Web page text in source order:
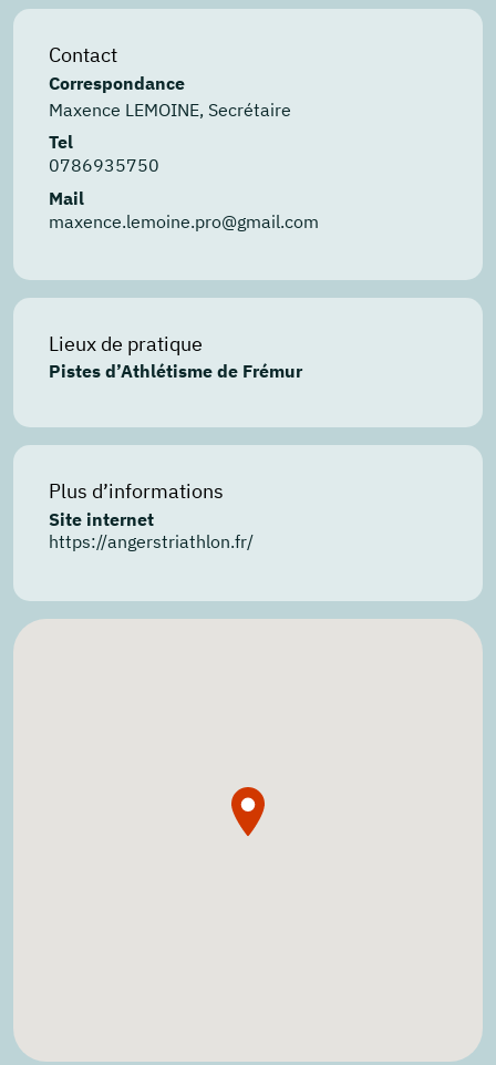
Contact
Correspondance
Maxence LEMOINE, Secrétaire
Tel
0786935750
Mail
maxence.lemoine.pro@gmail.com
Lieux de pratique
Pistes d’Athlétisme de Frémur
Plus d’informations
Site internet
https://angerstriathlon.fr/